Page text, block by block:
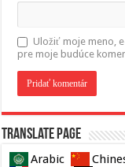
Uložiť moje meno,
pre moje budúce
Translate page
Arabic